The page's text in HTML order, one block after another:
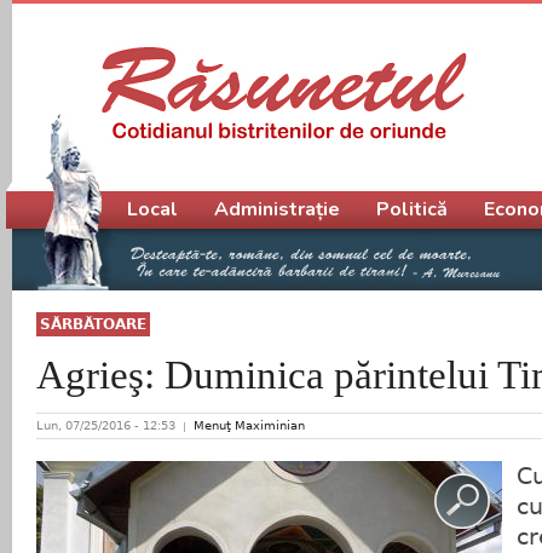
SĂRBĂTOARE
Agrieş: Duminica părintelui
Lun, 07/25/2016 - 12:53 Menuţ Maximinian
Meniu principal
Local Administrație Politică